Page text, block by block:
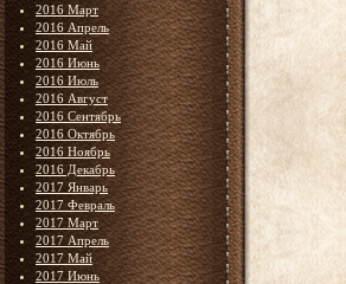
2016 Март
2016 Апрель
2016 Май
2016 Июнь
2016 Июль
2016 Август
2016 Сентябрь
2016 Октябрь
2016 Ноябрь
2016 Декабрь
2017 Январь
2017 Февраль
2017 Март
2017 Апрель
2017 Май
2017 Июнь